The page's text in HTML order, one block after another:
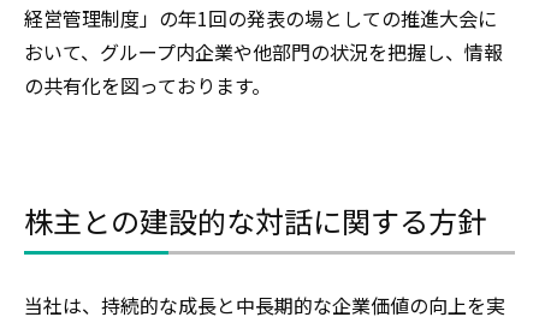
経営管理制度」の年1回の発表の場としての推進大会に
おいて、グループ内企業や他部門の状況を把握し、情報
の共有化を図っております。
株主との建設的な対話に関する方針
当社は、持続的な成長と中長期的な企業価値の向上を実